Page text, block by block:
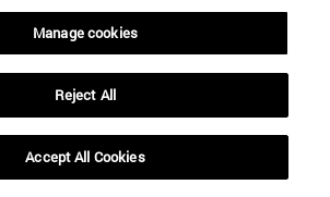
Manage cookies
Reject All
Accept All Cookies